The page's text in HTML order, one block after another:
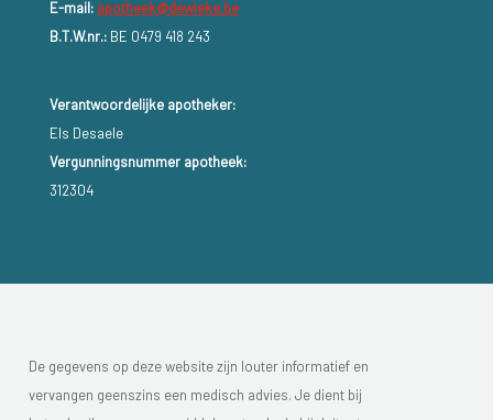
E-mail: apotheek@dewieke.be
B.T.W.nr.:BE 0479 418 243
Verantwoordelijke apotheker:
Els Desaele
Vergunningsnummer apotheek:
312304
De gegevens op deze website zijn louter informatief en
vervangen geenszins een medisch advies. Je dient bij